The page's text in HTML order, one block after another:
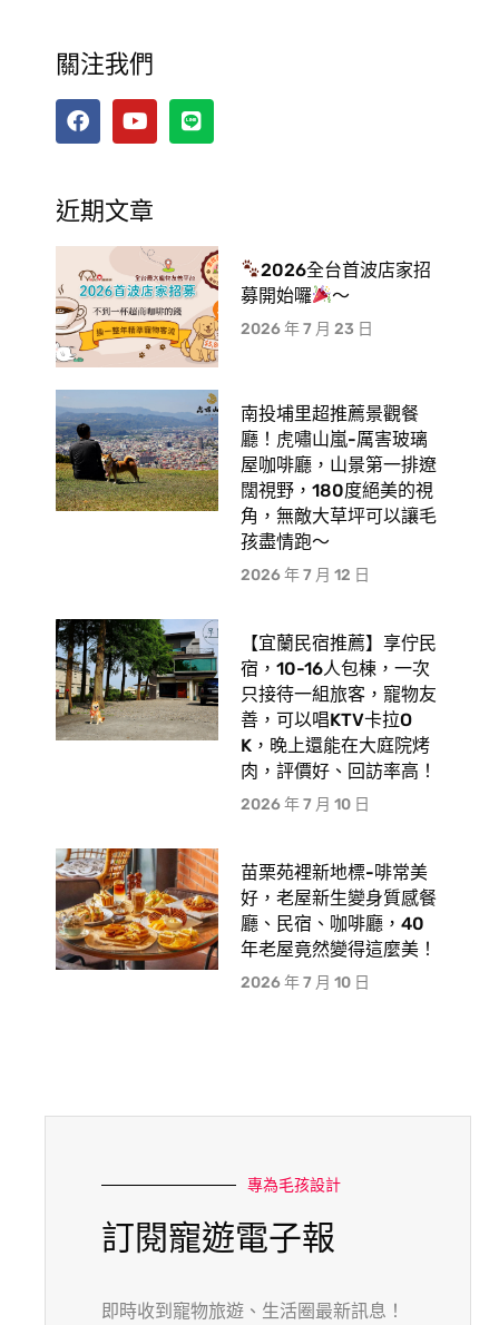
關注我們
近期文章
2026全台首波店家招
募開始囉
～
2026 年 7 月 23 日
南投埔里超推薦景觀餐
廳！虎嘯山嵐-厲害玻璃
屋咖啡廳，山景第一排遼
闊視野，180度絕美的視
角，無敵大草坪可以讓毛
孩盡情跑〜
2026 年 7 月 12 日
【宜蘭民宿推薦】享佇民
宿，10-16人包棟，一次
只接待一組旅客，寵物友
善，可以唱KTV卡拉O
K，晚上還能在大庭院烤
肉，評價好、回訪率高！
2026 年 7 月 10 日
苗栗苑裡新地標-啡常美
好，老屋新生變身質感餐
廳、民宿、咖啡廳，40
年老屋竟然變得這麼美！
2026 年 7 月 10 日
專為毛孩設計
訂閱寵遊電子報
即時收到寵物旅遊、生活圈最新訊息！